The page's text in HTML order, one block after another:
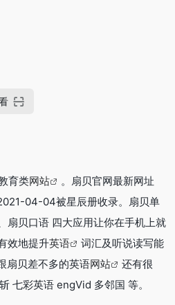
育类网站
。扇贝官网最新网址
04-04被星辰册收录。扇贝单
扇贝口语 四大应用让你在手机上就
效地提升英语
词汇及听说读写能
扇贝差不多的英语网站
还有很
七彩英语 engVid 多邻国 等。